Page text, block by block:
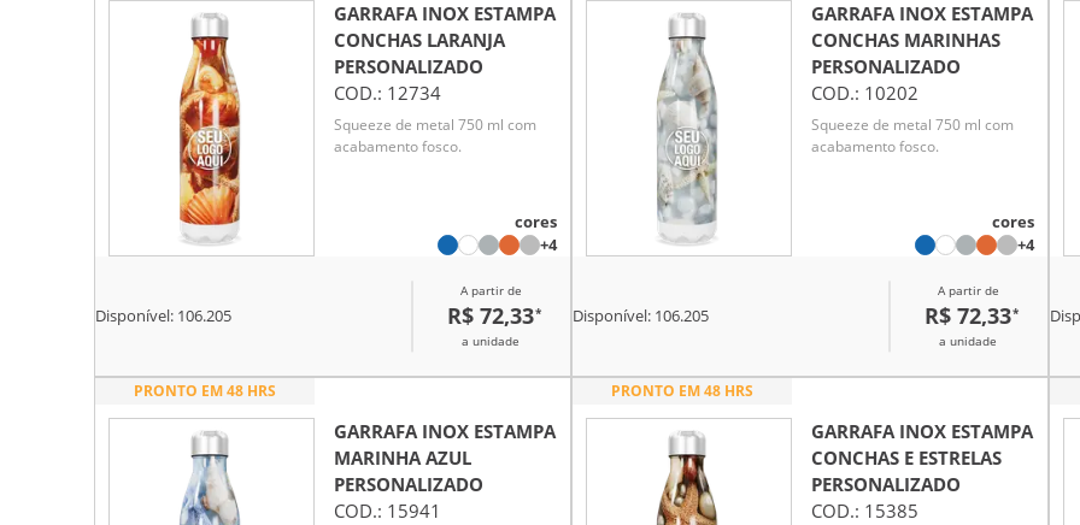
GARRAFA INOX ESTAMPA
CONCHAS LARANJA
PERSONALIZADO
COD.: 12734
Squeeze de metal 750 ml com
acabamento fosco.
cores
+4
Disponível: 106.205
A partir de
R$ 72,33*
a unidade
GARRAFA INOX ESTAMPA
CONCHAS MARINHAS
PERSONALIZADO
COD.: 10202
Squeeze de metal 750 ml com
acabamento fosco.
cores
+4
Disponível: 106.205
A partir de
R$ 72,33*
a unidade
PRONTO EM 48 HRS
GARRAFA INOX ESTAMPA
MARINHA AZUL
PERSONALIZADO
COD.: 15941
PRONTO EM 48 HRS
GARRAFA INOX ESTAMPA
CONCHAS E ESTRELAS
PERSONALIZADO
COD.: 15385